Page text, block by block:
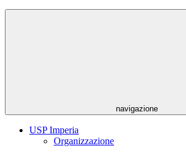
navigazione
USP Imperia
Organizzazione